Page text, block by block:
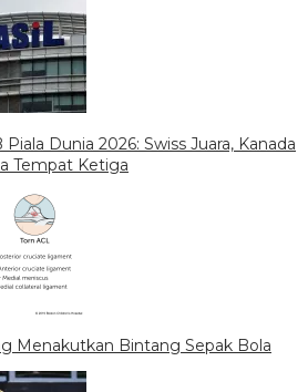
Piala Dunia 2026: Swiss Juara, Kanada
Tempat Ketiga
Menakutkan Bintang Sepak Bola